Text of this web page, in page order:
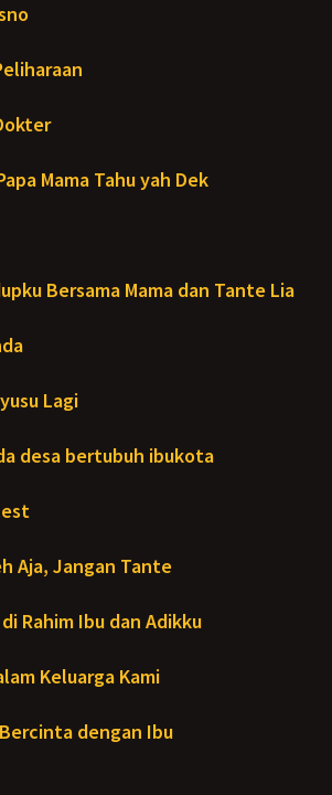
Mama Tahu yah Dek
Bersama Mama dan Tante Lia
Lagi
desa bertubuh ibukota
Aja, Jangan Tante
Rahim Ibu dan Adikku
Keluarga Kami
dengan Ibu